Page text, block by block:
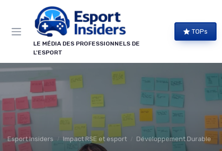
LE MÉDIA DES PROFESSIONNELS DE
L'ESPORT
TOPs
Esport Insiders Impact RSE et esport Développement Durable
Panneau de gestion des cookies